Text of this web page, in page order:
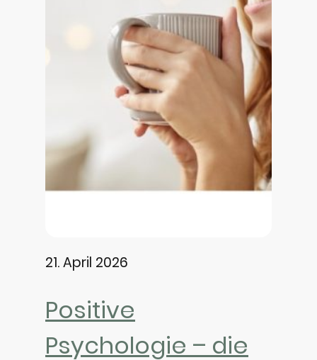
21. April 2026
Positive
Psychologie – die